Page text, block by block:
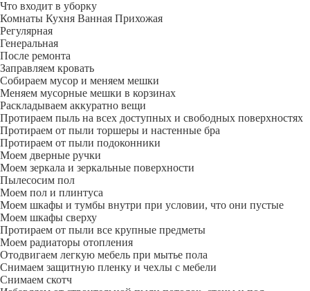
Что входит в уборку
Регу­лярная
Гене­ральная
После ремонта
Заправляем кровать
Собираем мусор и меняем мешки
Меняем мусорные мешки в корзинах
Раскладываем аккуратно вещи
Протираем пыль на всех доступных и свободных поверхностях
Протираем от пыли торшеры и настенные бра
Протираем от пыли подоконники
Моем дверные ручки
Моем зеркала и зеркальные поверхности
Пылесосим пол
Моем пол и плинтуса
Моем шкафы и тумбы внутри при условии, что они пустые
Моем шкафы сверху
Протираем от пыли все крупные предметы
Моем радиаторы отопления
Отодвигаем легкую мебель при мытье пола
Снимаем защитную пленку и чехлы с мебели
Снимаем скотч